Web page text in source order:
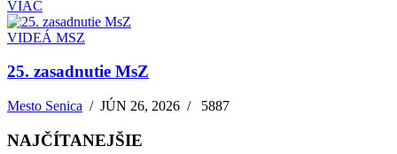
VIAC
VIDEÁ MSZ
25. zasadnutie MsZ
Mesto Senica /JÚN 26, 2026 / 5887
NAJČÍTANEJŠIE